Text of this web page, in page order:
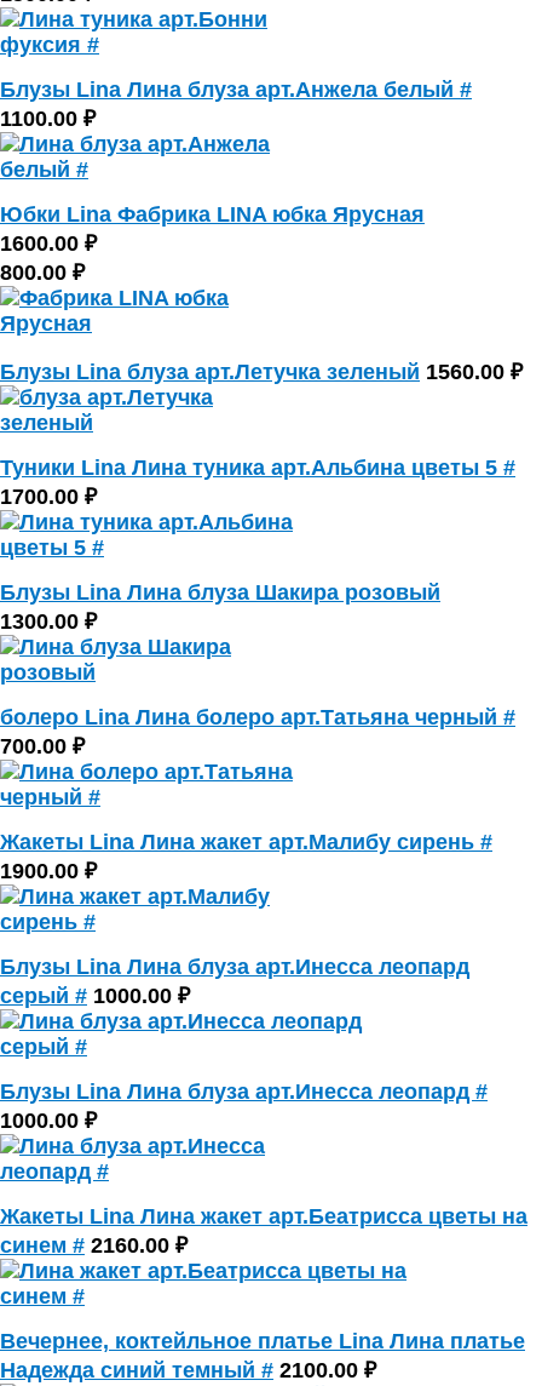
Блузы Lina Лина блуза арт.Анжела белый #
1100.00 ₽
Юбки Lina Фабрика LINA юбка Ярусная
1600.00 ₽
800.00 ₽
Блузы Lina блуза арт.Летучка зеленый 1560.00 ₽
Туники Lina Лина туника арт.Альбина цветы 5 #
1700.00 ₽
Блузы Lina Лина блуза Шакира розовый
1300.00 ₽
болеро Lina Лина болеро арт.Татьяна черный #
700.00 ₽
Жакеты Lina Лина жакет арт.Малибу сирень #
1900.00 ₽
Блузы Lina Лина блуза арт.Инесса леопард
серый # 1000.00 ₽
Блузы Lina Лина блуза арт.Инесса леопард #
1000.00 ₽
Жакеты Lina Лина жакет арт.Беатрисса цветы на
синем # 2160.00 ₽
Вечернее, коктейльное платье Lina Лина платье
Надежда синий темный # 2100.00 ₽